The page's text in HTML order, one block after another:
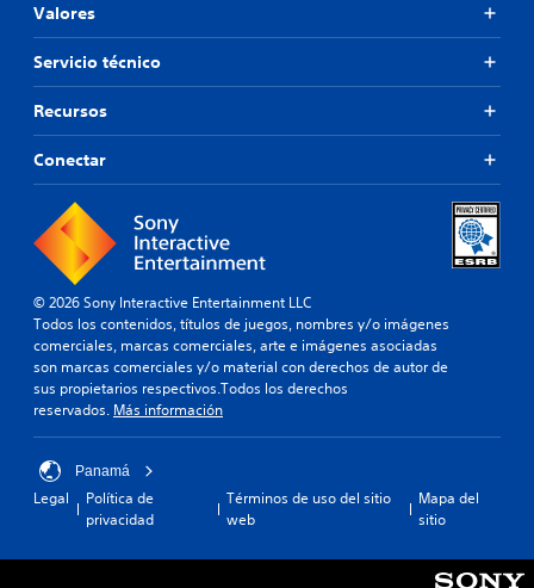
Valores
Servicio técnico
Recursos
Conectar
© 2026 Sony Interactive Entertainment LLC
Todos los contenidos, títulos de juegos, nombres y/o imágenes
comerciales, marcas comerciales, arte e imágenes asociadas
son marcas comerciales y/o material con derechos de autor de
sus propietarios respectivos.Todos los derechos
reservados. Más información
Panamá
Legal
Política de
privacidad
Términos de uso del sitio
web
Mapa del
sitio